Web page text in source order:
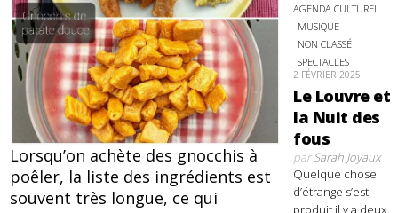
Lorsqu’on achète des gnocchis à
poêler, la liste des ingrédients est
souvent très longue, ce qui
AGENDA CULTUREL
MUSIQUE
NON CLASSÉ
SPECTACLES
2 FÉVRIER 2025
Le Louvre et
la Nuit des
fous
parSarah Joyaux
Quelque chose
d’étrange s’est
produit il y a deux